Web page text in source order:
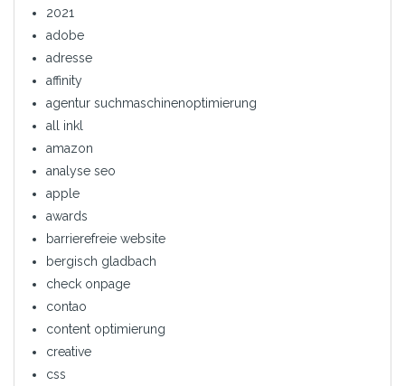
2021
adobe
adresse
affinity
agentur suchmaschinenoptimierung
all inkl
amazon
analyse seo
apple
awards
barrierefreie website
bergisch gladbach
check onpage
contao
content optimierung
creative
css